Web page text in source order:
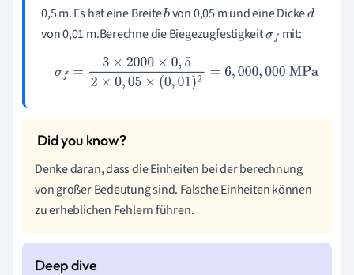
0,5 m. Es hat eine Breitebvon 0,05 m und eine Dicked
von 0,01 m.Berechne die Biegezugfestigkeitσf mit:
σf= 3×2000×0,52×0,05×(0,01)2 =6 000, 000MPa
Denke daran, dass die Einheiten bei der berechnung
von großer Bedeutung sind. Falsche Einheiten können
zu erheblichen Fehlern führen.